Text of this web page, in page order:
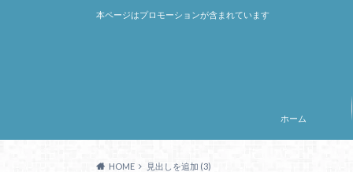
本ページはプロモーションが含まれています
ホーム
HOME 見出しを追加 (3)